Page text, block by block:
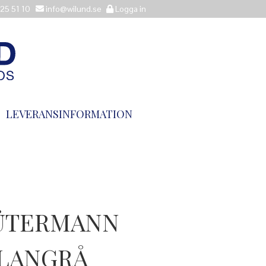
51 10 info@wilund.se Logga in
LEVERANSINFORMATION